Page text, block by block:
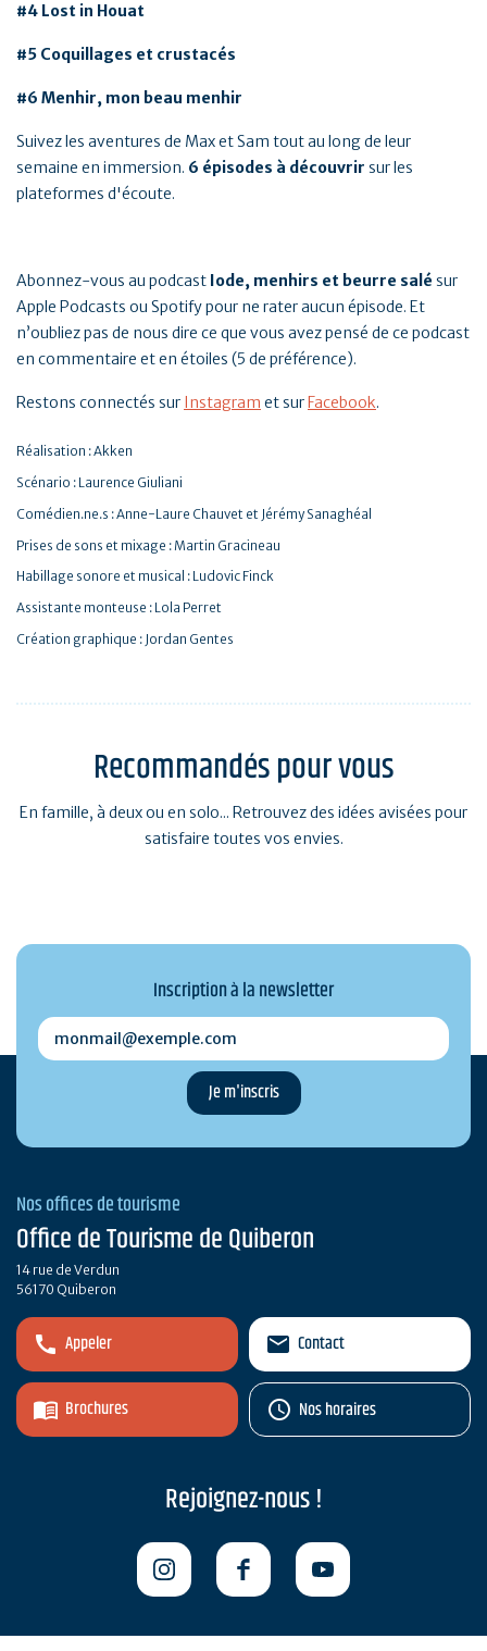
#4 Lost in Houat
#5 Coquillages et crustacés
#6 Menhir, mon beau menhir
Suivez les aventures de Max et Sam tout au long de leur
semaine en immersion. 6 épisodes à découvrir sur les
plateformes d'écoute.
Abonnez-vous au podcast Iode, menhirs et beurre salé sur
Apple Podcasts ou Spotify pour ne rater aucun épisode. Et
n’oubliez pas de nous dire ce que vous avez pensé de ce podcast
en commentaire et en étoiles (5 de préférence).
Restons connectés sur Instagram et surFacebook.
Réalisation : Akken
Scénario : Laurence Giuliani
Comédien.ne.s : Anne-Laure Chauvet et Jérémy Sanaghéal
Prises de sons et mixage : Martin Gracineau
Habillage sonore et musical : Ludovic Finck
Assistante monteuse : Lola Perret
Création graphique : Jordan Gentes
Recommandés pour vous
En famille, à deux ou en solo... Retrouvez des idées avisées pour
satisfaire toutes vos envies.
Inscription à la newsletter
monmail@exemple.com
Nos offices de tourisme
Office de Tourisme de Quiberon
14 rue de Verdun
56170 Quiberon
Appeler
Brochures
Contact
Nos horaires
Rejoignez-nous !